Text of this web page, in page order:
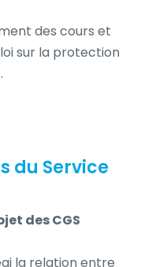
des cours et
sur la protection
du Service
des CGS
la relation entre